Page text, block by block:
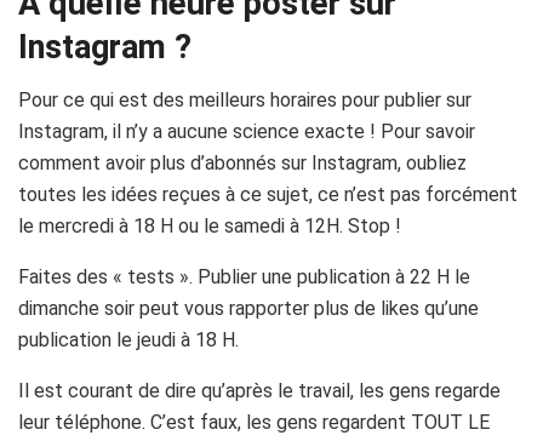
Instagram ?
Pour ce qui est des meilleurs horaires pour publier sur
Instagram, il n’y a aucune science exacte ! Pour savoir
comment avoir plus d’abonnés sur Instagram, oubliez
toutes les idées reçues à ce sujet, ce n’est pas forcément
le mercredi à 18 H ou le samedi à 12H. Stop !
Faites des « tests ». Publier une publication à 22 H le
dimanche soir peut vous rapporter plus de likes qu’une
publication le jeudi à 18 H.
Il est courant de dire qu’après le travail, les gens regarde
leur téléphone. C’est faux, les gens regardent TOUT LE